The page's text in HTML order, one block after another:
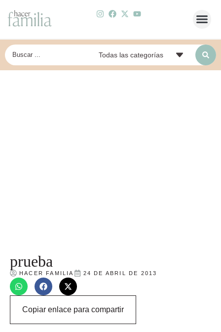
prueba
HACER FAMILIA 24 DE ABRIL DE 2013
Copiar enlace para compartir